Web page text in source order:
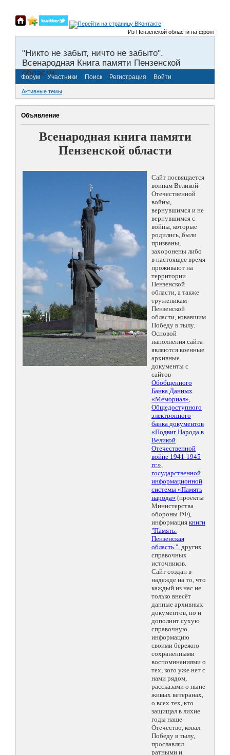
Из Пензенской области на фронты
"Никто не забыт, ничто не забыто".
Всенародная Книга памяти Пензенской
области.
Форум Участники Поиск Регистрация Войти
Активные темы
Объявление
Всенародная книга памяти
Пензенской области
Сайт посвящается
воинам Великой
Отечественной
войны,
вернувшимся и не
вернувшимся с
войны, которые
родились, были
призваны,
захоронены либо
в настоящее время
проживают на
территории
Пензенской
области, а также
труженикам
Пензенской
области, ковавшим
Победу в тылу.
Основой
наполнения сайта
являются военные
архивные
документы с
сайтов
Обобщенного
Банка Данных
«Мемориал»,
Общедоступного
электронного
банка документов
«Подвиг Народа в
Великой
Отечественной
войне 1941-1945
гг.»,
государственной
информационной
системы «Память
народа» (проекты
Министерства
обороны РФ),
информация книги
"Память.
Пензенская
область.", других
справочных
источников.
Сайт создан в
надежде на то, что
каждый из нас не
только внесёт
данные архивных
документов, но и
дополнит сухую
справочную
информацию
своими бережно
сохраненными
воспоминаниями о
тех, кого уже нет с
нами рядом,
рассказами о ныне
живых ветеранах,
о всех тех, кто
защищал в лихие
годы наше
Отечество, ковал
Победу в тылу,
прославлял
ратными и